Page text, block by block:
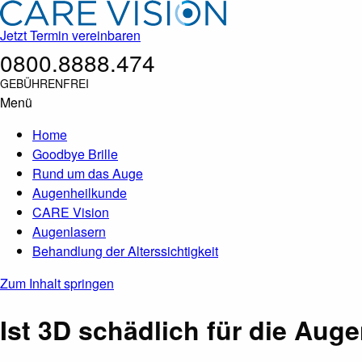
Jetzt Termin vereinbaren
0800.8888.474
GEBÜHRENFREI
Menü
Home
Goodbye Brille
Rund um das Auge
Augenheilkunde
CARE Vision
Augenlasern
Behandlung der Alterssichtigkeit
Zum Inhalt springen
Ist 3D schädlich für die